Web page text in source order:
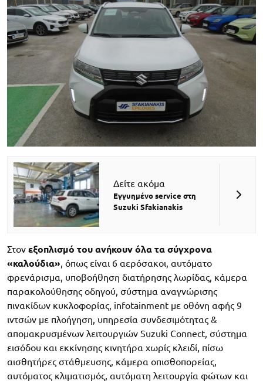
Δείτε ακόμα
Εγγυημένο service στη
Suzuki Sfakianakis
Στον εξοπλισμό του ανήκουν όλα τα σύγχρονα
«καλούδια», όπως είναι 6 αερόσακοι, αυτόματο
φρενάρισμα, υποβοήθηση διατήρησης λωρίδας, κάμερα
παρακολούθησης οδηγού, σύστημα αναγνώρισης
πινακίδων κυκλοφορίας, infotainment με οθόνη αφής 9
ιντσών με πλοήγηση, υπηρεσία συνδεσιμότητας &
απομακρυσμένων λειτουργιών Suzuki Connect, σύστημα
εισόδου και εκκίνησης κινητήρα χωρίς κλειδί, πίσω
αισθητήρες στάθμευσης, κάμερα οπισθοπορείας,
αυτόματος κλιματισμός, αυτόματη λειτουργία φώτων και